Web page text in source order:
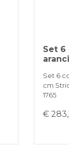
Set 6
Set 6
cm
1765
€